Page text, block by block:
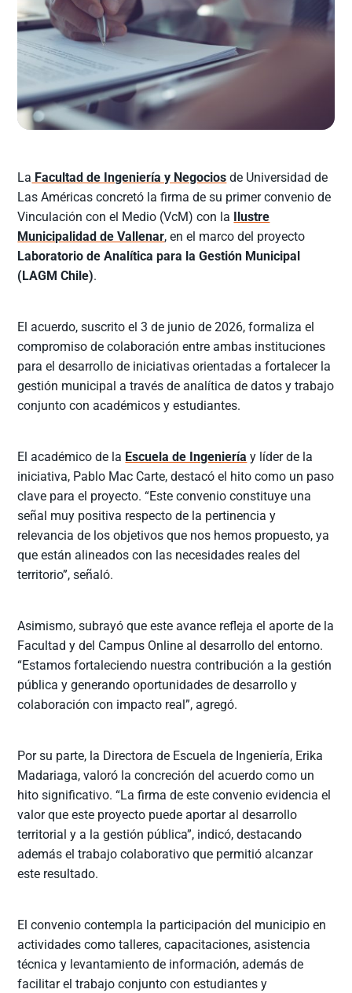
La Facultad de Ingeniería y Negocios de Universidad de
Las Américas concretó la firma de su primer convenio de
Vinculación con el Medio (VcM) con la
Ilustre
Municipalidad de Vallenar, en el marco del proyecto
Laboratorio de Analítica para la Gestión Municipal
(LAGM Chile).
El acuerdo, suscrito el 3 de junio de 2026, formaliza el
compromiso de colaboración entre ambas instituciones
para el desarrollo de iniciativas orientadas a fortalecer la
gestión municipal a través de analítica de datos y trabajo
conjunto con académicos y estudiantes.
El académico de la Escuela de Ingeniería y líder de la
iniciativa, Pablo Mac Carte, destacó el hito como un paso
clave para el proyecto. “Este convenio constituye una
señal muy positiva respecto de la pertinencia y
relevancia de los objetivos que nos hemos propuesto, ya
que están alineados con las necesidades reales del
territorio”, señaló.
Asimismo, subrayó que este avance refleja el aporte de la
Facultad y del Campus Online al desarrollo del entorno.
“Estamos fortaleciendo nuestra contribución a la gestión
pública y generando oportunidades de desarrollo y
colaboración con impacto real”, agregó.
Por su parte, la Directora de Escuela de Ingeniería, Erika
Madariaga, valoró la concreción del acuerdo como un
hito significativo. “La firma de este convenio evidencia el
valor que este proyecto puede aportar al desarrollo
territorial y a la gestión pública”, indicó, destacando
además el trabajo colaborativo que permitió alcanzar
este resultado.
El convenio contempla la participación del municipio en
actividades como talleres, capacitaciones, asistencia
técnica y levantamiento de información, además de
facilitar el trabajo conjunto con estudiantes y